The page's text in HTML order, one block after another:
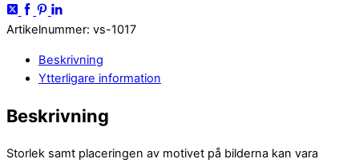
Artikelnummer: vs-1017
Beskrivning
Ytterligare information
Beskrivning
Storlek samt placeringen av motivet på bilderna kan vara